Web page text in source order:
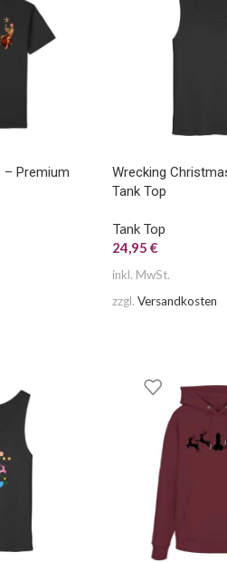
– Premium
Wrecking
Tank Top
Tank Top
24,95 €
inkl. MwSt.
zzgl. Versandkosten